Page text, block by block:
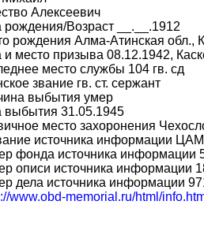
Алексеевич
рождения/Возраст __.__.1912
рождения Алма-Атинская обл.,
и место призыва 08.12.1942,
место службы 104 гв. сд
звание гв. ст. сержант
выбытия умер
выбытия 31.05.1945
место захоронения
источника информации
фонда источника информации
описи источника информации
дела источника информации
www.obd-memorial.ru/html/